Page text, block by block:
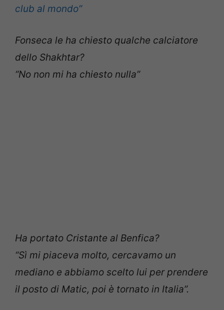
club al mondo”
Fonseca le ha chiesto qualche calciatore
dello Shakhtar?
“No non mi ha chiesto nulla”
Ha portato Cristante al Benfica?
“Sì mi piaceva molto, cercavamo un
mediano e abbiamo scelto lui per prendere
il posto di Matic, poi è tornato in Italia”.